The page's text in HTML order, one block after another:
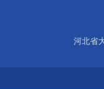
河北省